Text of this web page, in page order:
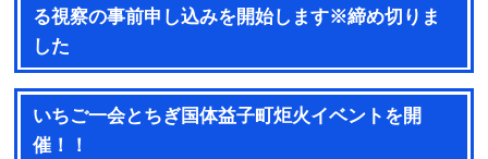
る視察の事前申し込みを開始します※締め切りま
した
いちご一会とちぎ国体益子町炬火イベントを開
催！！